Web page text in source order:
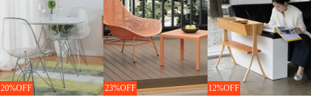
20%OFF 23%OFF 12%OFF